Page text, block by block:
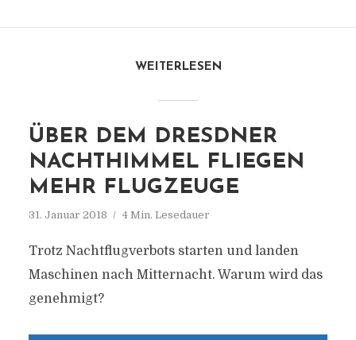
WEITERLESEN
ÜBER DEM DRESDNER
NACHTHIMMEL FLIEGEN
MEHR FLUGZEUGE
31. Januar 2018 4 Min. Lesedauer
Trotz Nachtflugverbots starten und landen
Maschinen nach Mitternacht. Warum wird das
genehmigt?